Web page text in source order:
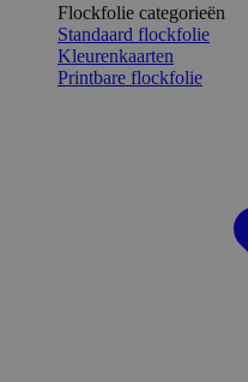
Flockfolie categorieën
Standaard flockfolie
Kleurenkaarten
Printbare flockfolie